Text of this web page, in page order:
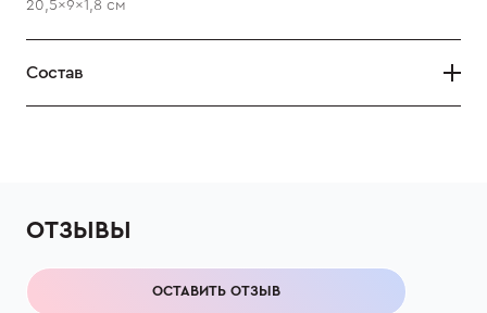
20,5×9×1,8 см
Состав
ОТЗЫВЫ
ОСТАВИТЬ ОТЗЫВ